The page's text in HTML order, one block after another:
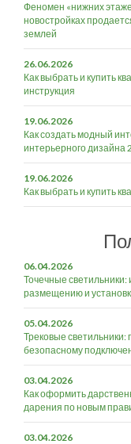
Феномен «нижних
новостройках
землей
26.06.2026
Как выбрать и купить
инструкция
19.06.2026
Как создать модный
интерьерного дизайна
19.06.2026
Как выбрать и купить
06.04.2026
Точечные
размещению и
05.04.2026
Трековые светильники:
безопасному
03.04.2026
Как оформить
дарения по новым
03.04.2026